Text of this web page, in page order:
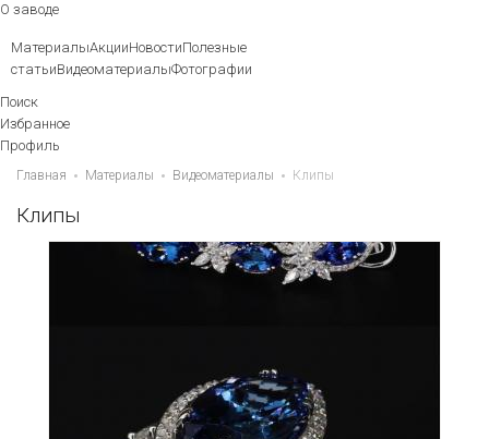
О заводе
МатериалыАкцииНовостиПолезные
статьиВидеоматериалыФотографии
Поиск
Избранное
Профиль
Главная Материалы Видеоматериалы Клипы
Клипы